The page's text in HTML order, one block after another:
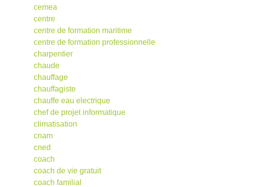
cemea
centre
centre de formation maritime
centre de formation professionnelle
charpentier
chaude
chauffage
chauffagiste
chauffe eau electrique
chef de projet informatique
climatisation
cnam
cned
coach
coach de vie gratuit
coach familial